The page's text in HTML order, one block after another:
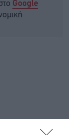
Google